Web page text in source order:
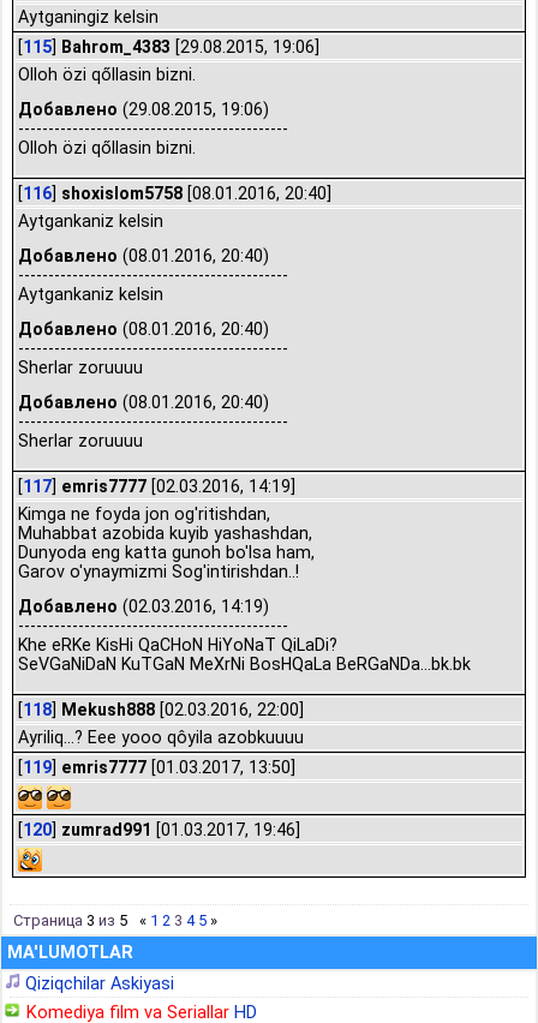
Aytganingiz kelsin
[115] Bahrom_4383 [29.08.2015, 19:06]
Olloh özi qőllasin bizni.
Добавлено (29.08.2015, 19:06)
---------------------------------------------
Olloh özi qőllasin bizni.
[116] shoxislom5758 [08.01.2016, 20:40]
Aytgankaniz kelsin
Добавлено (08.01.2016, 20:40)
---------------------------------------------
Aytgankaniz kelsin
Добавлено (08.01.2016, 20:40)
---------------------------------------------
Sherlar zoruuuu
Добавлено (08.01.2016, 20:40)
---------------------------------------------
Sherlar zoruuuu
[117] emris7777 [02.03.2016, 14:19]
Kimga ne foyda jon og'ritishdan,
Muhabbat azobida kuyib yashashdan,
Dunyoda eng katta gunoh bo'lsa ham,
Garov o'ynaymizmi Sog'intirishdan..!
Добавлено (02.03.2016, 14:19)
---------------------------------------------
Khe eRKe KisHi QaCHoN HiYoNaT QiLaDi?
SeVGaNiDaN KuTGaN MeXrNi BosHQaLa BeRGaNDa...bk.bk
[118] Mekush888 [02.03.2016, 22:00]
Ayriliq...? Eee yooo qôyila azobkuuuu
[119] emris7777 [01.03.2017, 13:50]
[120] zumrad991 [01.03.2017, 19:46]
Страница 3 из 5 « 1 2 3 4 5 »
MA'LUMOTLAR
Qiziqchilar Askiyasi
Komediya film va Seriallar HD